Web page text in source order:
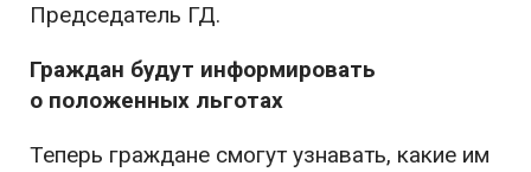
Председатель ГД.
Граждан будут информировать
о положенных льготах
Теперь граждане смогут узнавать, какие им